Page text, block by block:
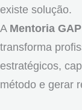
existe solução.
A Mentoria
transforma
estratégicos,
método e gerar